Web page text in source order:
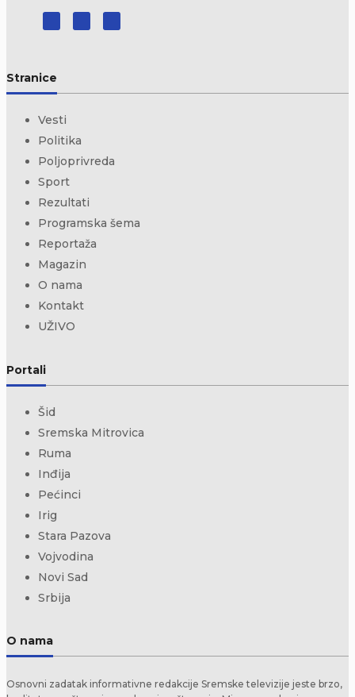
Stranice
Vesti
Politika
Poljoprivreda
Sport
Rezultati
Programska šema
Reportaža
Magazin
O nama
Kontakt
UŽIVO
Portali
Šid
Sremska Mitrovica
Ruma
Inđija
Pećinci
Irig
Stara Pazova
Vojvodina
Novi Sad
Srbija
O nama
Osnovni zadatak informativne redakcije Sremske televizije jeste brzo,